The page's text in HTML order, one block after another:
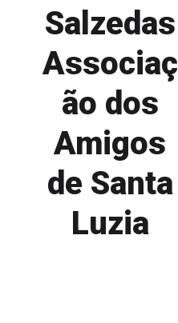
Salzedas
Associaç
ão dos
Amigos
de Santa
Luzia